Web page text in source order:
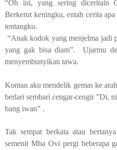
“Oh ini, yang sering diceritain
Berkerut keningku, entah cerita
tentangku.
“Anak kodok yang menjelma jadi
yang gak bisa diam”.
Ujarmu
menyembunyikan tawa.
Kontan aku mendelik gemas ke
berlari sembari cengar-cengir ”Di,
bang iwan” .
Tak sempat berkata atau bertanya
semenit Mba Ovi pergi beberapa